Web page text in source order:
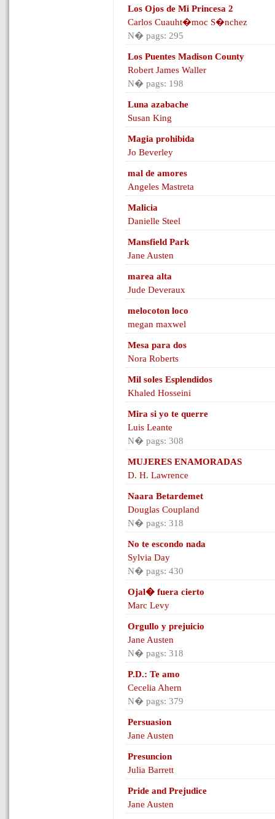
Los Ojos de Mi Princesa 2
Carlos Cuauht�moc S�nchez
N� pags: 295
Los Puentes Madison County
Robert James Waller
N� pags: 198
Luna azabache
Susan King
Magia prohibida
Jo Beverley
mal de amores
Angeles Mastreta
Malicia
Danielle Steel
Mansfield Park
Jane Austen
marea alta
Jude Deveraux
melocoton loco
megan maxwel
Mesa para dos
Nora Roberts
Mil soles Esplendidos
Khaled Hosseini
Mira si yo te querre
Luis Leante
N� pags: 308
MUJERES ENAMORADAS
D. H. Lawrence
Naara Betardemet
Douglas Coupland
N� pags: 318
No te escondo nada
Sylvia Day
N� pags: 430
Ojal� fuera cierto
Marc Levy
Orgullo y prejuicio
Jane Austen
N� pags: 318
P.D.: Te amo
Cecelia Ahern
N� pags: 379
Persuasion
Jane Austen
Presuncion
Julia Barrett
Pride and Prejudice
Jane Austen